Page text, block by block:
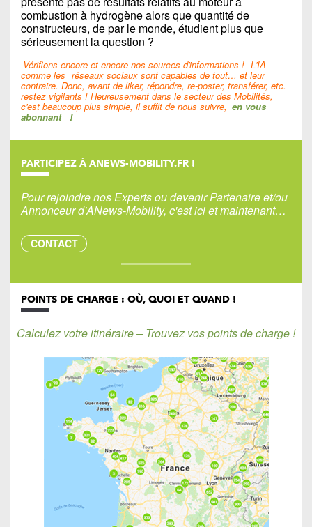
combustion à hydrogène alors que quantité de
constructeurs, de par le monde, étudient plus que
sérieusement la question ?
Vérifions encore et encore nos sources d'informations ! L'IA
comme les réseaux sociaux sont capables de tout… et leur
contraire. Donc, avant de liker, répondre, re-poster, transférer, etc.
restez vigilants ! Heureusement dans le secteur des Mobilités,
c'est beaucoup plus simple, il suffit de nous suivre, en vous
abonnant !
PARTICIPEZ À ANEWS-MOBILITY.FR !
Pour rejoindre nos Experts ou devenir Partenaire et/ou
Annonceur d'ANews-Mobility, c'est ici et maintenant…
CONTACT
POINTS DE CHARGE : OÙ, QUOI ET QUAND !
Calculez votre itinéraire – Trouvez vos points de charge !